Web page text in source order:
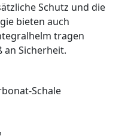
Schutz und die
bieten auch
tragen
an Sicherheit.
Schale